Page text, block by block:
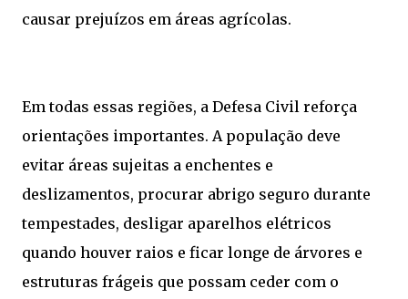
causar prejuízos em áreas agrícolas.
Em todas essas regiões, a Defesa Civil reforça
orientações importantes. A população deve
evitar áreas sujeitas a enchentes e
deslizamentos, procurar abrigo seguro durante
tempestades, desligar aparelhos elétricos
quando houver raios e ficar longe de árvores e
estruturas frágeis que possam ceder com o